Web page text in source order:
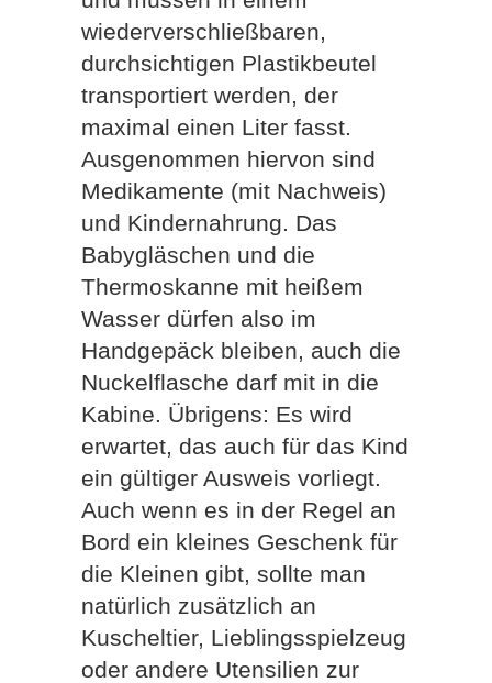
wiederverschließbaren,
durchsichtigen Plastikbeutel
transportiert werden, der
maximal einen Liter fasst.
Ausgenommen hiervon sind
Medikamente (mit Nachweis)
und Kindernahrung. Das
Babygläschen und die
Thermoskanne mit heißem
Wasser dürfen also im
Handgepäck bleiben, auch die
Nuckelflasche darf mit in die
Kabine. Übrigens: Es wird
erwartet, das auch für das Kind
ein gültiger Ausweis vorliegt.
Auch wenn es in der Regel an
Bord ein kleines Geschenk für
die Kleinen gibt, sollte man
natürlich zusätzlich an
Kuscheltier, Lieblingsspielzeug
oder andere Utensilien zur